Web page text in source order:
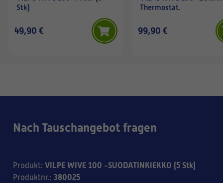
Stk)
49,90 €
Thermostat.
99,90 €
Nach Tauschangebot fragen
Produkt: VILPE WIVE 100 -SUODATINKIEKKO (5 Stk)
Produktnr.: 380025